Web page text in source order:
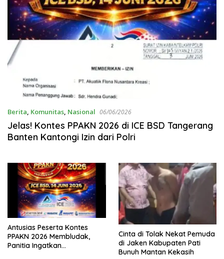
Berita, Komunitas, Nasional 06/06/2026
Jelas! Kontes PPAKN 2026 di ICE BSD Tangerang
Banten Kantongi Izin dari Polri
Antusias Peserta Kontes
PPAKN 2026 Membludak,
Panitia Ingatkan
Cinta di Tolak Nekat Pemuda
di Jaken Kabupaten Pati
Bunuh Mantan Kekasih